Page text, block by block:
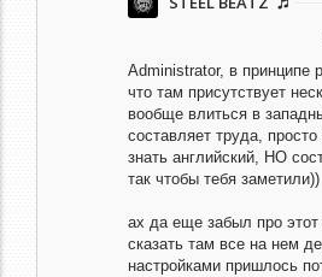
Administrator, в принципе
что там присутствует
вообще влиться в
составляет труда,
знать английский, НО
так чтобы тебя заметили))
ах да еще забыл про
сказать там все на нем
настройками пришлось